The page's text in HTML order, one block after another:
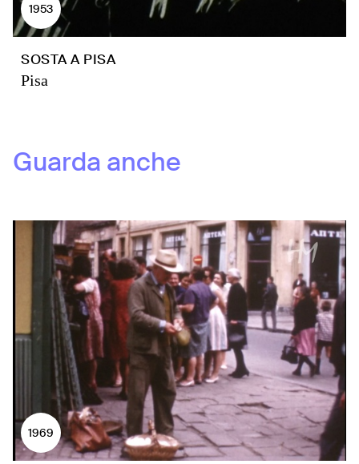
1953
SOSTA A PISA
Pisa
Guarda anche
1969